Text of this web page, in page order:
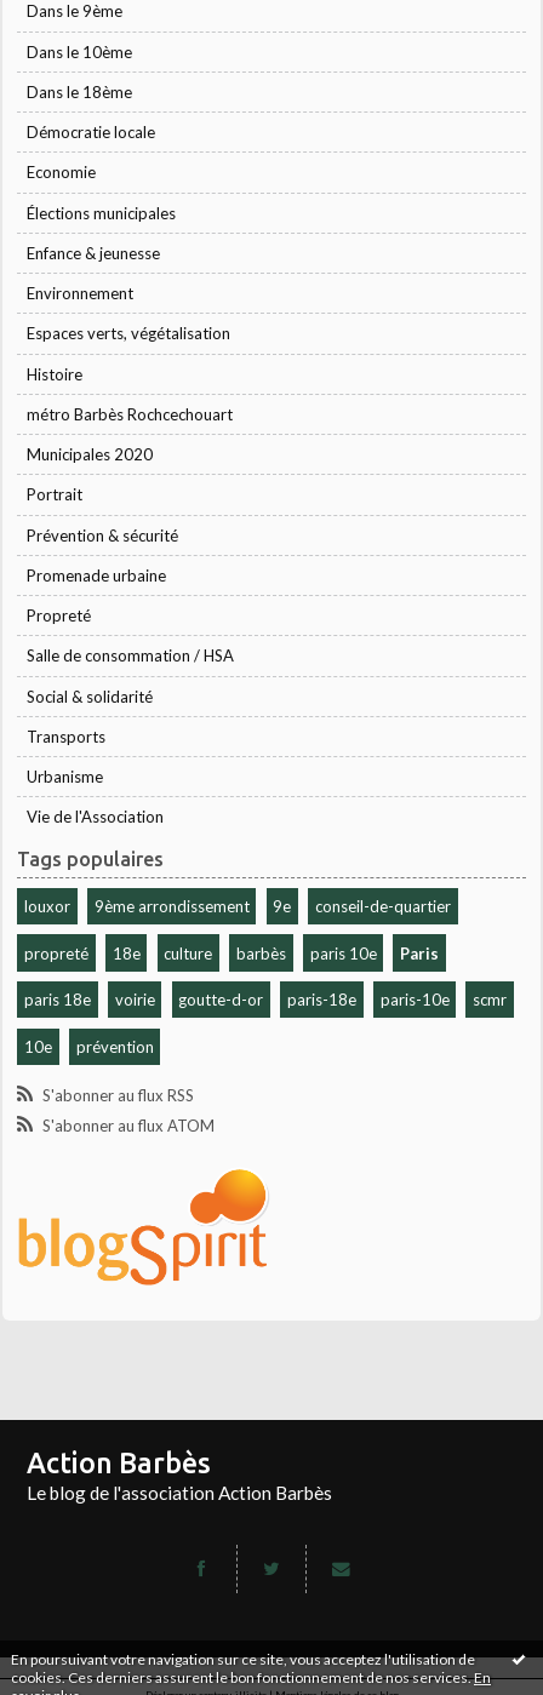
En poursuivant votre navigation sur ce site, vous acceptez l'utilisation de
cookies. Ces derniers assurent le bon fonctionnement de nos services.En
Dans le 9ème
Dans le 10ème
Dans le 18ème
Démocratie locale
Economie
Élections municipales
Enfance & jeunesse
Environnement
Espaces verts, végétalisation
Histoire
métro Barbès Rochcechouart
Municipales 2020
Portrait
Prévention & sécurité
Promenade urbaine
Propreté
Salle de consommation / HSA
Social & solidarité
Transports
Urbanisme
Vie de l'Association
Tags populaires
louxor 9ème arrondissement 9e conseil-de-quartier
propreté 18e culture barbès paris 10e Paris
paris 18e voirie goutte-d-or paris-18e paris-10e scmr
10e prévention
S'abonner au flux RSS
S'abonner au flux ATOM
Action Barbès
Le blog de l'association Action Barbès